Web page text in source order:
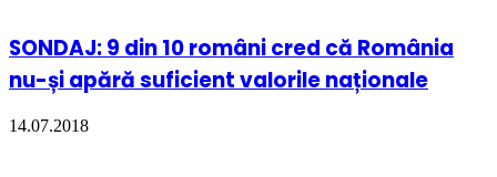
SONDAJ: 9 din 10 români cred că România
nu-și apără suficient valorile naționale
14.07.2018